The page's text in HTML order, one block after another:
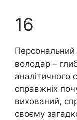
16
володар –
аналітичного
справжніх
вихований,
своєму